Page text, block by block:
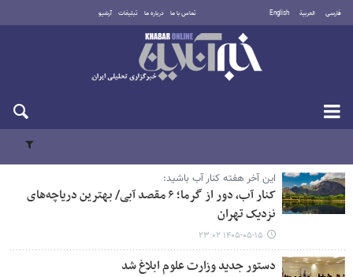
فارسی العربية English تماس با ما درباره ما تبلیغات آرشیو
جمعه ۱۶ مرداد ۱۴۰۵
این آخر هفته کنار آب باشید:
کنار آب، دور از گرما؛ ۶ مقصد آبی/ بهترین دریاچه‌های
نزدیک تهران
۱۴۰۵-۰۵-۱۵ ۲۳:۰۲
دستور جدید وزارت علوم ابلاغ شد